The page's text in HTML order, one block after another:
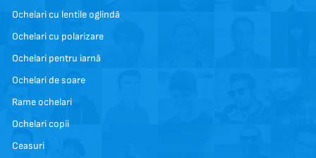
Ochelari cu lentile oglindă
Ochelari cu polarizare
Ochelari pentru iarnă
Ochelari de soare
Rame ochelari
Ochelari copii
Ceasuri